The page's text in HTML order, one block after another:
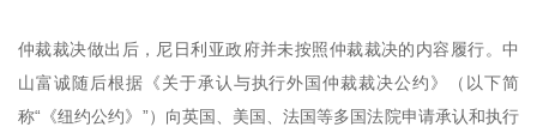
仲裁裁决做出后，尼日利亚政府并未按照仲裁裁决的内容履行。中
山富诚随后根据《关于承认与执行外国仲裁裁决公约》（以下简
称“《纽约公约》”）向英国、美国、法国等多国法院申请承认和执行